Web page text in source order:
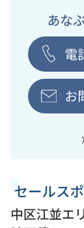
あな
電
お
セールス
中区江並エ